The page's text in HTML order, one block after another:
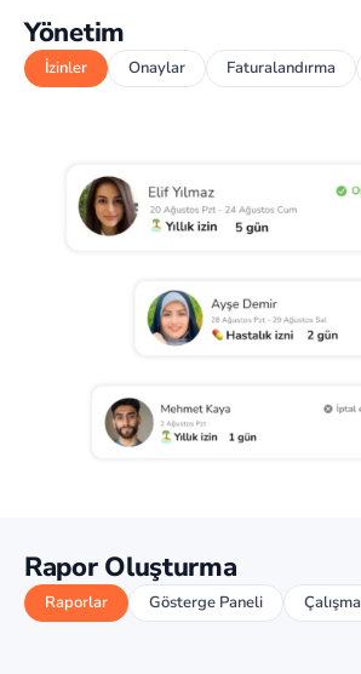
Yönetim
İzinler Onaylar Faturalandırma
Rapor Oluşturma
Raporlar Gösterge Paneli Çalışma